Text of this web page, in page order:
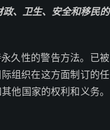
、卫生、安全和移民的
久性的警告方法。已被
组织在这方面制订的任
他国家的权利和义务。